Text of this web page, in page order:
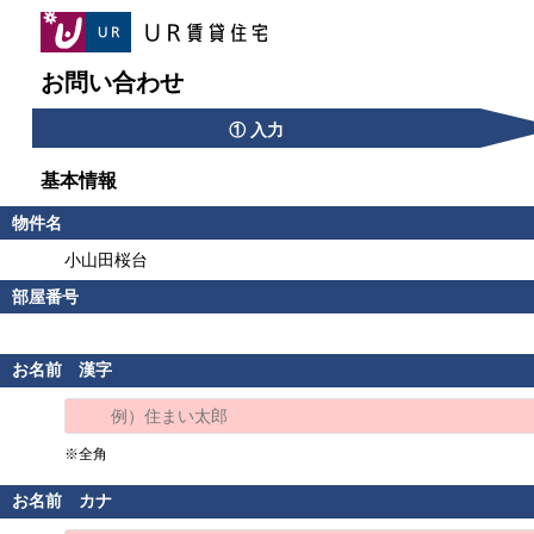
お問い合わせ
① 入力
基本情報
物件名
小山田桜台
部屋番号
お名前 漢字
※全角
お名前 カナ